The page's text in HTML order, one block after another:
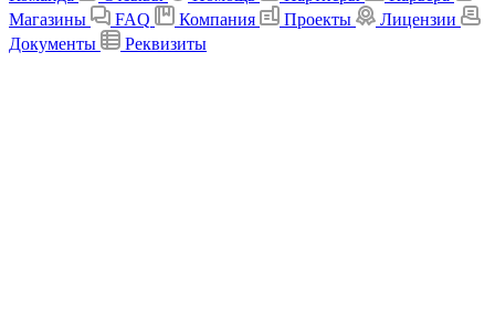
Магазины
FAQ Компания Проекты
Лицензии
Документы
Реквизиты